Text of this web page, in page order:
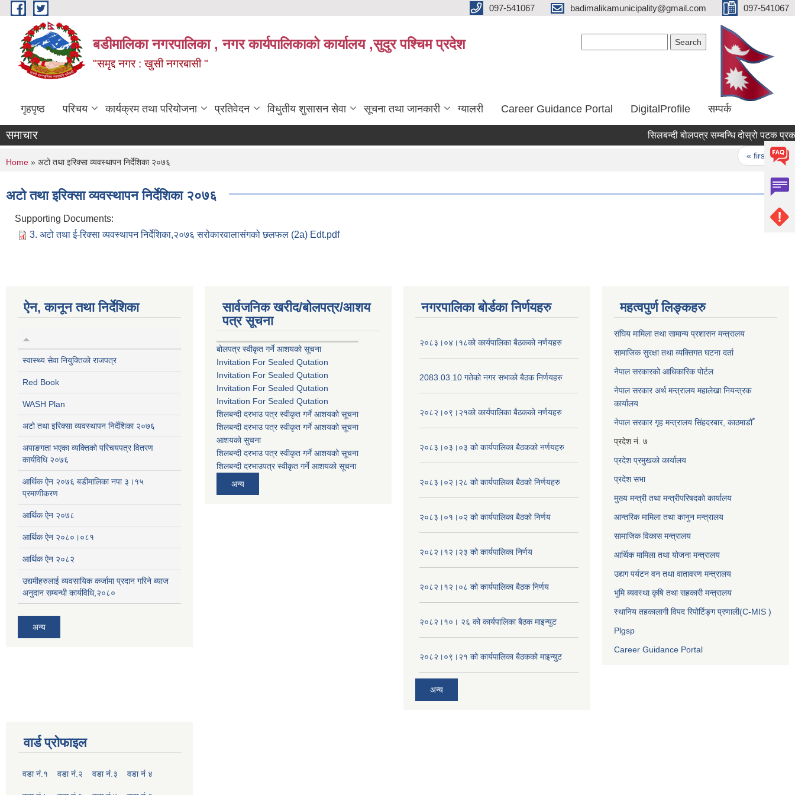
Skip to main content 097-541067 badimalikamunicipality@gmail.com 097-541067
बडीमालिका नगरपालिका , नगर कार्यपालिकाको कार्यालय ,सुदुर पश्चिम प्रदेश
"समृद्द नगर : खुसी नगरबासी "
गृहपृष्ठ परिचय कार्यक्रम तथा परियोजना प्रतिवेदन विधुतीय शुसासन सेवा सूचना तथा जानकारी ग्यालरी Career Guidance Portal DigitalProfile सम्पर्क
समाचार सिलबन्दी बोलपत्र सम्बन्धि दोस्रो पटक
« first ‹
You are here
Home » अटो तथा इरिक्सा व्यवस्थापन निर्देशिका २०७६
अटो तथा इरिक्सा व्यवस्थापन निर्देशिका २०७६
Supporting Documents:
3. अटो तथा ई-रिक्सा व्यवस्थापन निर्देशिका,२०७६ सरोकारवालासंगको छलफल (2a) Edt.pdf
ऐन, कानून तथा निर्देशिका
स्वास्थ्य सेवा नियुक्तिको राजपत्र
Red Book
WASH Plan
अटो तथा इरिक्सा व्यवस्थापन निर्देशिका २०७६
अपाङगता भएका व्यक्तिको परिचयपत्र वितरण
कार्यविधि २०७६
आर्थिक ऐन २०७६ बडीमालिका नपा ३।१५
प्रमाणीकरण
आर्थिक ऐन २०७८
आर्थिक ऐन २०८०।०८१
आर्थिक ऐन २०८२
उद्यमीहरुलाई व्यवसायिक कर्जामा प्रदान गरिने ब्याज
अनुदान सम्बन्धी कार्यविधि,२०८०
अन्य
सार्वजनिक खरीद/बोलपत्र/आशय
पत्र सूचना
बोलपत्र स्वीकृत गर्ने आशयको सूचना
Invitation For Sealed Qutation
Invitation For Sealed Qutation
Invitation For Sealed Qutation
Invitation For Sealed Qutation
शिलबन्दी दरभाउ पत्र स्वीकृत गर्ने आशयको सूचना
शिलबन्दी दरभाउ पत्र स्वीकृत गर्ने आशयको सूचना
आशयको सुचना
शिलबन्दी दरभाउ पत्र स्वीकृत गर्ने आशयको सूचना
शिलबन्दी दरभाउपत्र स्वीकृत गर्ने आशयको सूचना
अन्य
नगरपालिका बोर्डका निर्णयहरु
२०८३।०४।१८को कार्यपालिका बैठकको नर्णयहरु
2083.03.10 गतेको नगर सभाको बैठक निर्णयहरु
२०८२।०९।२१को कार्यपालिका बैठकको नर्णयहरु
२०८३।०३।०३ को कार्यपालिका बैठकको नर्णयहरु
२०८३।०२।२८ को कार्यपालिका बैठको निर्णयहरु
२०८३।०१।०२ को कार्यपालिका बैठको निर्णय
२०८२।१२।२३ को कार्यपालिका निर्णय
२०८२।१२।०८ को कार्यपालिका बैठक निर्णय
२०८२।१०। २६ को कार्यपालिका बैठक माइन्युट
२०८२।०९।२१ को कार्यपालिका बैठकको माइन्युट
अन्य
महत्वपुर्ण लिङ्कहरु
संघिय मामिला तथा सामान्य प्रशासन मन्त्रालय
सामाजिक सुरक्षा तथा व्यक्तिगत घटना दर्ता
नेपाल सरकारको आधिकारिक पोर्टल
नेपाल सरकार अर्थ मन्त्रालय महालेखा नियन्त्रक
कार्यालय
नेपाल सरकार गृह मन्त्रालय सिंहदरबार, काठमाडौँ
प्रदेश नं. ७
प्रदेश प्रमुखको कार्यालय
प्रदेश सभा
मुख्य मन्त्री तथा मन्त्रीपरिषदको कार्यालय
आन्तरिक मामिला तथा कानुन मन्त्रालय
सामाजिक विकास मन्त्रालय
आर्थिक मामिला तथा योजना मन्त्रालय
उद्यग पर्यटन वन तथा वातावरण मन्त्रालय
भुमि ब्यवस्था कृषि तथा सहकारी मन्त्रालय
स्थानिय तहकालागी विपद रिपोर्टिङ्ग प्रणाली(C-MIS )
Plgsp
Career Guidance Portal
वार्ड प्रोफाइल
वडा नं.१ वडा नं.२ वडा नं.३ वडा नं ४